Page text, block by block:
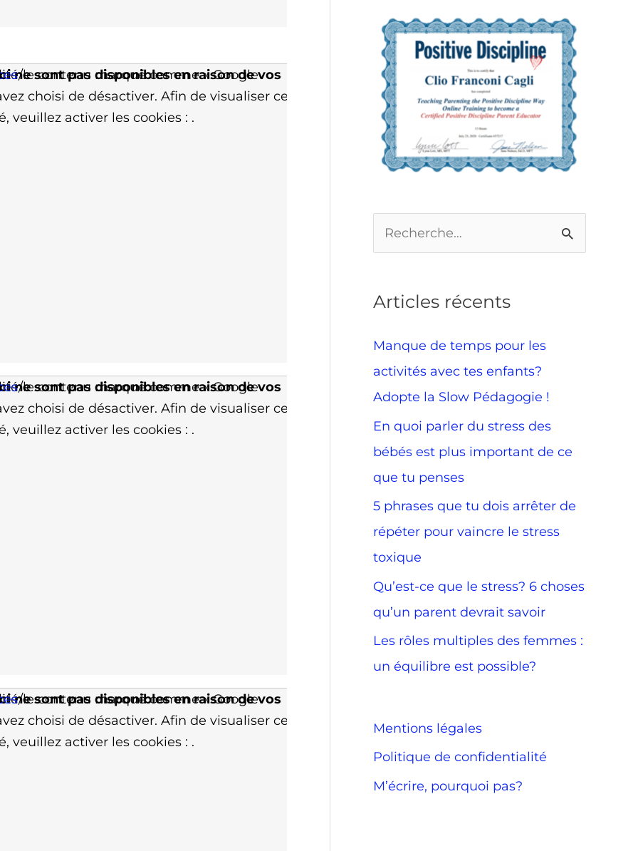
ne sont pas disponibles en raison de vos
le contenu marqué comme « Google
choisi de désactiver. Afin de visualiser ce
veuillez activer les cookies : .
ne sont pas disponibles en raison de vos
le contenu marqué comme « Google
choisi de désactiver. Afin de visualiser ce
veuillez activer les cookies : .
ne sont pas disponibles en raison de vos
le contenu marqué comme « Google
choisi de désactiver. Afin de visualiser ce
veuillez activer les cookies : .
e
r
c
e
Articles récents
Manque de temps pour les
activités avec tes enfants?
Adopte la Slow Pédagogie !
En quoi parler du stress des
bébés est plus important de ce
que tu penses
5 phrases que tu dois arrêter de
répéter pour vaincre le stress
toxique
Qu’est-ce que le stress? 6 choses
qu’un parent devrait savoir
Les rôles multiples des femmes :
un équilibre est possible?
Mentions légales
Politique de confidentialité
M’écrire, pourquoi pas?